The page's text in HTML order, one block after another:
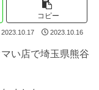
コピー
2023.10.17 2023.10.16
い店で埼玉県熊谷